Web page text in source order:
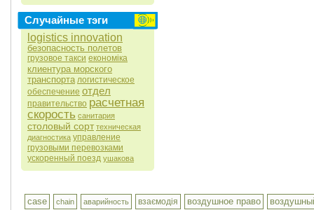
Случайные тэги
logistics innovation
безопасность полетов
грузовое такси економіка
клиентура морского
транспорта логистическое
обеспечение отдел
правительство расчетная
скорость санитария
столовый сорт техническая
диагностика управление
грузовыми перевозками
ускоренный поезд ушакова
case chain аварийность взаємодія воздушное право